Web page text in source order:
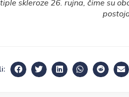
skleroze 26. rujna, čime su